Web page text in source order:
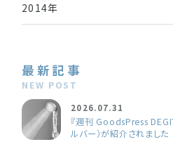
2014年
最新記事
NEW POST
2026.07.31
『週刊 GoodsPress
ルバー）が紹介されました